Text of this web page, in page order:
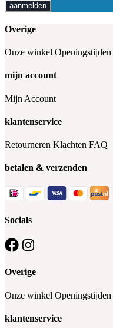
aanmelden
Overige
Onze winkel Openingstijden
mijn account
Mijn Account
klantenservice
Retourneren Klachten FAQ
betalen & verzenden
Socials
Overige
Onze winkel Openingstijden
klantenservice